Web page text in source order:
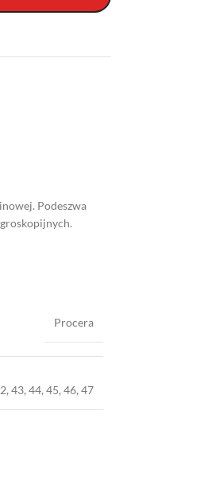
Podeszwa
Procera
, 43, 44, 45, 46, 47